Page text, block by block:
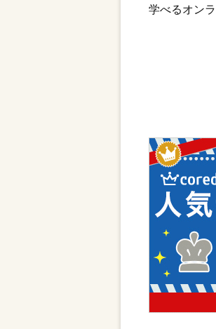
学べるオン